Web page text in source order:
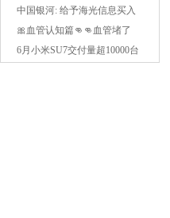
NO.1？
录黑客随意看，网友：本地运
行也没用
中国银河: 给予海光信息买入
评级
🎀血管认知篇👊👊血管堵了
20%没感觉血管堵了40%有点
6月小米SU7交付量超10000台